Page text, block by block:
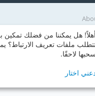
أهلاً! هل يمكننا من فضلك تمكين
ملفات تعريف الارتباط؟
سحبها لاحقًا.
اختار